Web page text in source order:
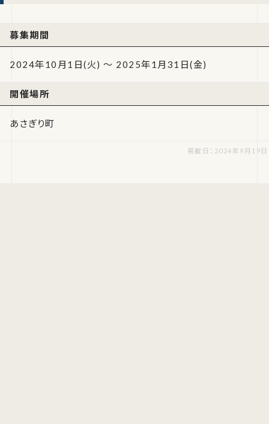
募集期間
2024年10月1日(火) ～ 2025年1月31日(金)
開催場所
あさぎり町
掲載日：2024年9月19日